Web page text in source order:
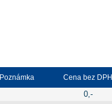
Poznámka Cena bez DPH
0,-